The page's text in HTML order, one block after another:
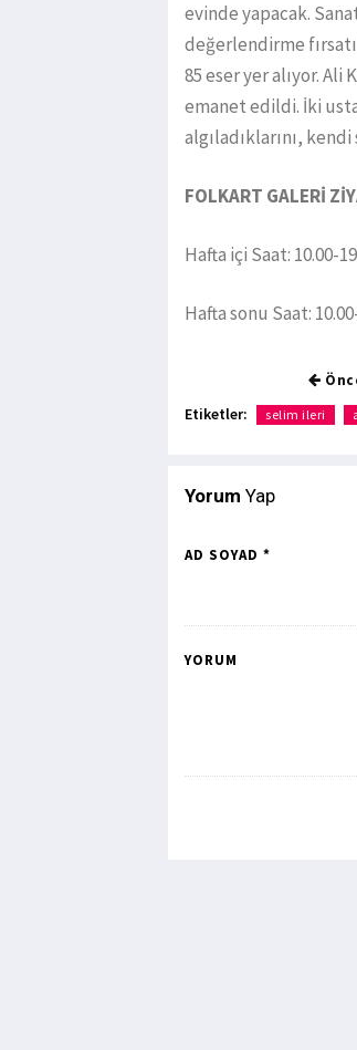
evinde yapacak.
değerlendirme
85 eser yer alıyor.
emanet edildi. İki
algıladıklarını,
FOLKART GALERİ
Hafta içi Saat: 10.00-
Hafta sonu Saat:
Etiketler: selim ileri
Yorum Yap
AD SOYAD *
YORUM